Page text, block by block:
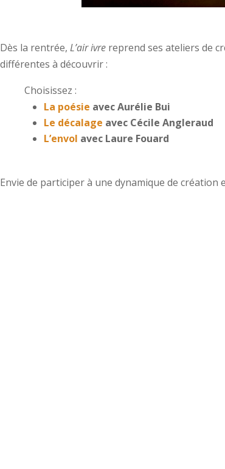
Dès la rentrée, L’air ivre reprend ses ateliers de
différentes à découvrir :
Choisissez :
La poésie avec Aurélie Bui
Le décalage avec Cécile Angleraud
L’envol avec Laure Fouard
Envie de participer à une dynamique de